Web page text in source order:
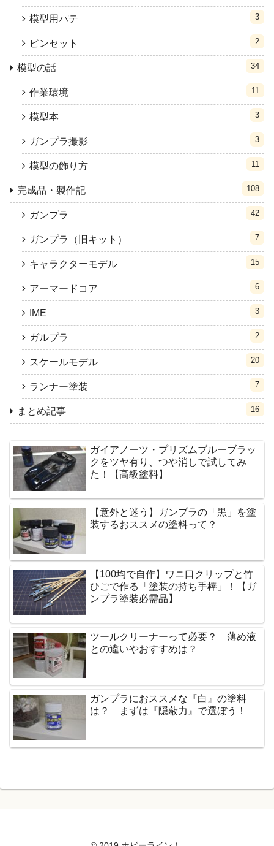
模型用パテ 3
ピンセット 2
模型の話 34
作業環境 11
模型本 3
ガンプラ撮影 3
模型の飾り方 11
完成品・製作記 108
ガンプラ 42
ガンプラ（旧キット） 7
キャラクターモデル 15
アーマードコア 6
IME 3
ガルプラ 2
スケールモデル 20
ランナー塗装 7
まとめ記事 16
ガイアノーツ・プリズムブルーブラッ
クをツヤ有り、つや消しで試してみ
た！【高級塗料】
【意外と迷う】ガンプラの「黒」を塗
装するおススメの塗料って？
【100均で自作】ワニ口クリップと竹
ひごで作る「塗装の持ち手棒」！【ガ
ンプラ塗装必需品】
ツールクリーナーって必要？ 薄め液
との違いやおすすめは？
ガンプラにおススメな『白』の塗料
は？ まずは『隠蔽力』で選ぼう！